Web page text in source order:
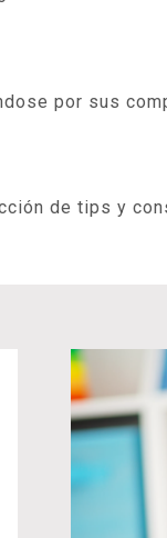
por sus
de tips y